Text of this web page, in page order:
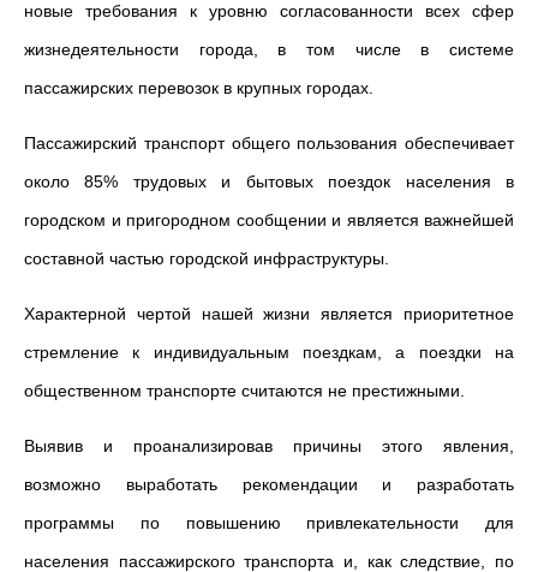
новые требования к уровню согласованности всех сфер
жизнедеятельности города, в том числе в системе
пассажирских перевозок в крупных городах.
Пассажирский транспорт общего пользования обеспечивает
около 85% трудовых и бытовых поездок населения в
городском и пригородном сообщении и является важнейшей
составной частью городской инфраструктуры.
Характерной чертой нашей жизни является приоритетное
стремление к индивидуальным поездкам, а поездки на
общественном транспорте считаются не престижными.
Выявив и проанализировав причины этого явления,
возможно выработать рекомендации и разработать
программы по повышению привлекательности для
населения пассажирского транспорта и, как следствие, по